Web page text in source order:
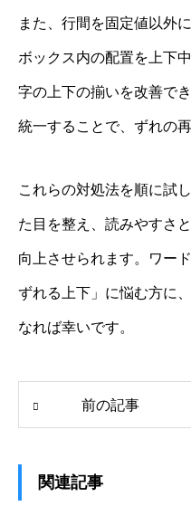
また、行間を固定値以外
ボックス内の配置を上下
字の上下の揃いを改善で
統一することで、ずれの
これらの対処法を順に試
た目を整え、読みやすさ
向上させられます。ワー
ずれる上下」に悩む方に
なれば幸いです。
前の記事
関連記事